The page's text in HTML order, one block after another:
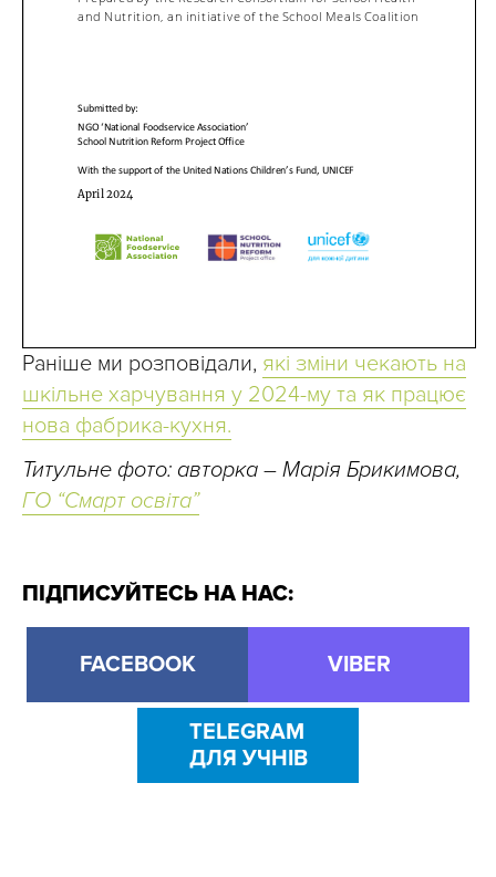
Раніше ми розповідали, які зміни чекають на
шкільне харчування у 2024-му та як працює
нова фабрика-кухня.
Титульне фото: авторка – Марія Брикимова,
ГО “Смарт освіта”
ПІДПИСУЙТЕСЬ НА НАС:
FACEBOOK VIBER
TELEGRAM
ДЛЯ УЧНІВ